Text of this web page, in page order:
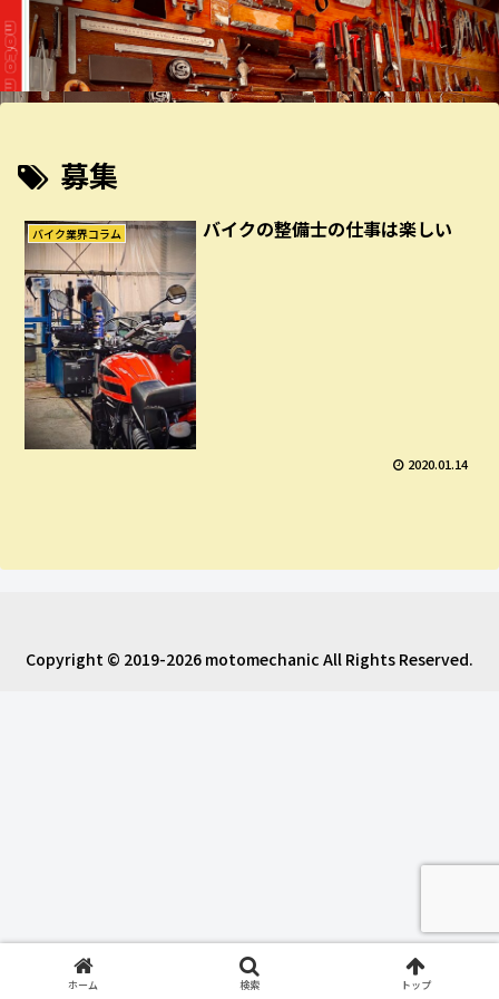
募集
バイク業界コラム バイクの整備士の仕事は楽しい
2020.01.14
Copyright © 2019-2026 motomechanic All Rights Reserved.
ホーム 検索 トップ